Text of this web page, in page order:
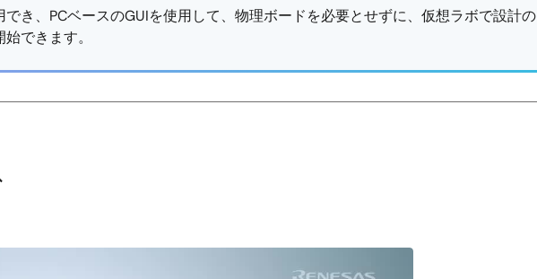
でき、PCベースのGUIを使用して、物理ボードを必要とせずに、仮想ラボで設計の
できます。